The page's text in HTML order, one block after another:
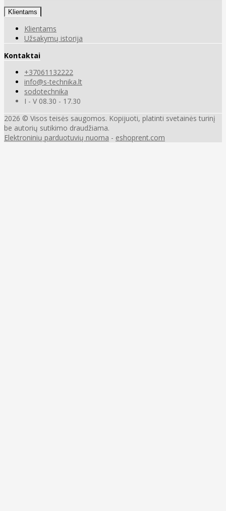
Klientams
Klientams
Užsakymų istorija
Kontaktai
+37061132222
info@s-technika.lt
sodotechnika
I - V 08.30 - 17.30
2026 © Visos teisės saugomos. Kopijuoti, platinti svetainės turinį
be autorių sutikimo draudžiama.
Elektroninių parduotuvių nuoma - eshoprent.com